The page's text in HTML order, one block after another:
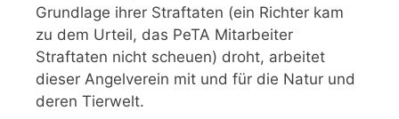
Grundlage ihrer Straftaten (ein Richter kam
zu dem Urteil, das PeTA Mitarbeiter
Straftaten nicht scheuen) droht, arbeitet
dieser Angelverein mit und für die Natur und
deren Tierwelt.